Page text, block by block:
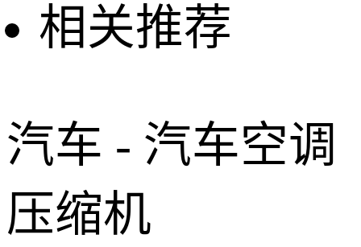
相关推荐
汽车 - 汽车空调
压缩机